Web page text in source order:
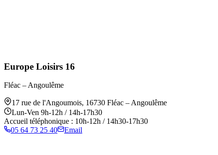
Europe Loisirs 16
Fléac – Angoulême
17 rue de l'Angoumois, 16730 Fléac – Angoulême
Lun-Ven 9h-12h / 14h-17h30
Accueil téléphonique : 10h-12h / 14h30-17h30
05 64 73 25 40
Email